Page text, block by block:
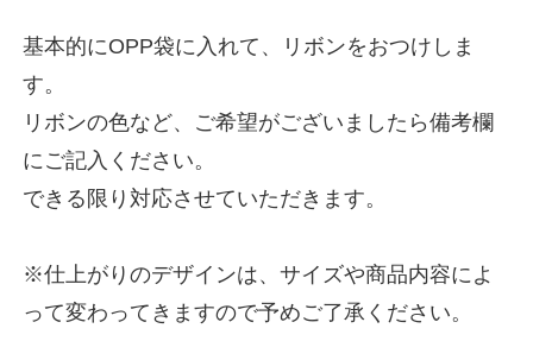
基本的にOPP袋に入れて、リボンをおつけしま
す。
リボンの色など、ご希望がございましたら備考欄
にご記入ください。
できる限り対応させていただきます。
※仕上がりのデザインは、サイズや商品内容によ
って変わってきますので予めご了承ください。